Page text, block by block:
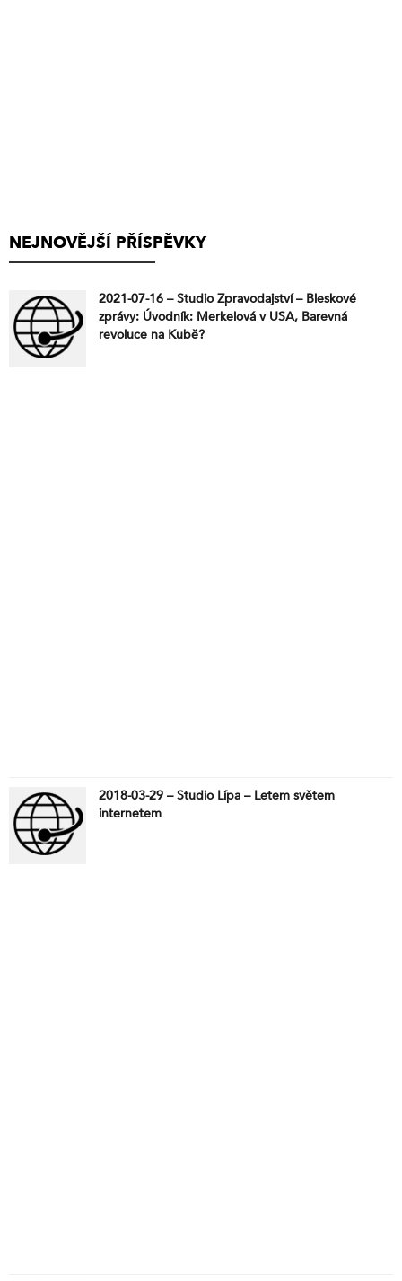
NEJNOVĚJŠÍ PŘÍSPĚVKY
2021-07-16 – Studio Zpravodajství – Bleskové
zprávy: Úvodník: Merkelová v USA, Barevná
revoluce na Kubě?
2018-03-29 – Studio Lípa – Letem světem
internetem